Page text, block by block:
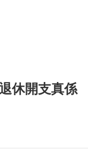
休開支真係